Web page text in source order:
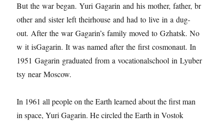
But the war began. Yuri Gagarin and his mother, father, br
other and sister left theirhouse and had to live in a dug-
out. After the war Gagarin’s family moved to Gzhatsk. No
w it isGagarin. It was named after the first cosmonaut. In
1951 Gagarin graduated from a vocationalschool in Lyuber
tsy near Moscow.
In 1961 all people on the Earth learned about the first man
in space, Yuri Gagarin. He circled the Earth in Vostok